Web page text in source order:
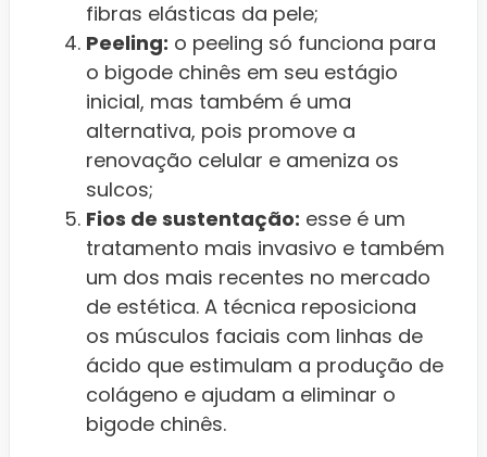
fibras elásticas da pele;
Peeling: o peeling só funciona para
o bigode chinês em seu estágio
inicial, mas também é uma
alternativa, pois promove a
renovação celular e ameniza os
sulcos;
Fios de sustentação: esse é um
tratamento mais invasivo e também
um dos mais recentes no mercado
de estética. A técnica reposiciona
os músculos faciais com linhas de
ácido que estimulam a produção de
colágeno e ajudam a eliminar o
bigode chinês.